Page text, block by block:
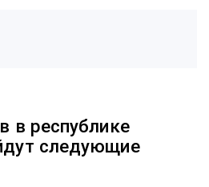
в республике
следующие